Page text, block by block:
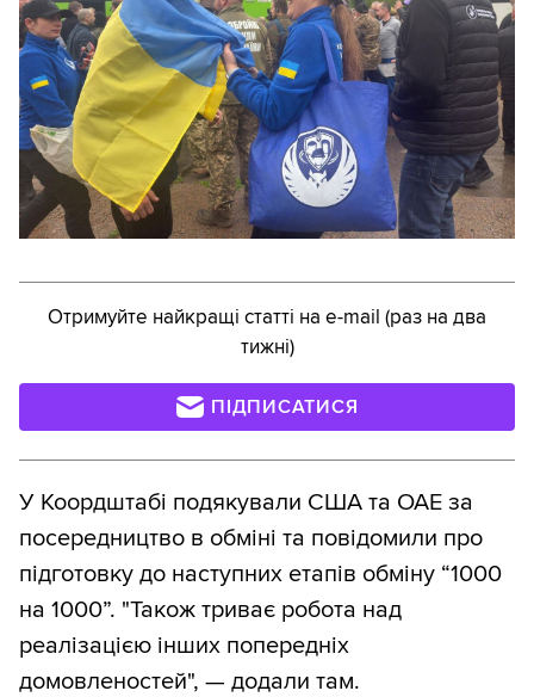
Отримуйте найкращі статті на e-mail (раз на два
тижні)
ПІДПИСАТИСЯ
У Коордштабі подякували США та ОАЕ за
посередництво в обміні та повідомили про
підготовку до наступних етапів обміну “1000
на 1000”. "Також триває робота над
реалізацією інших попередніх
домовленостей", — додали там.